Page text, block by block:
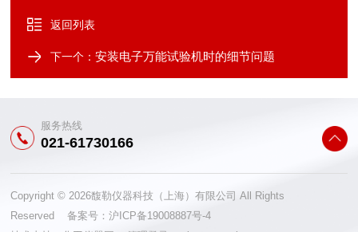
返回列表
下一个：安装电子万能试验机时的细节问题
服务热线
021-61730166
Copyright © 2026馥勒仪器科技（上海）有限公司 All Rights
Reserved 备案号：沪ICP备19008887号-4